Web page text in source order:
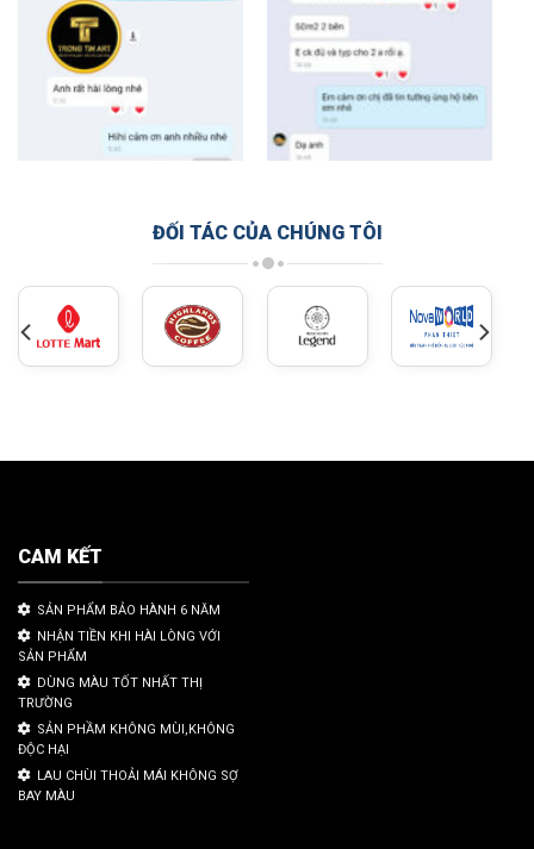
ĐỐI TÁC CỦA CHÚNG TÔI
CAM KẾT
SẢN PHẨM BẢO HÀNH 6 NĂM
NHẬN TIỀN KHI HÀI LÒNG VỚI
SẢN PHẨM
DÙNG MÀU TỐT NHẤT THỊ
TRƯỜNG
SẢN PHẦM KHÔNG MÙI,KHÔNG
ĐỘC HẠI
LAU CHÙI THOẢI MÁI KHÔNG SỢ
BAY MÀU